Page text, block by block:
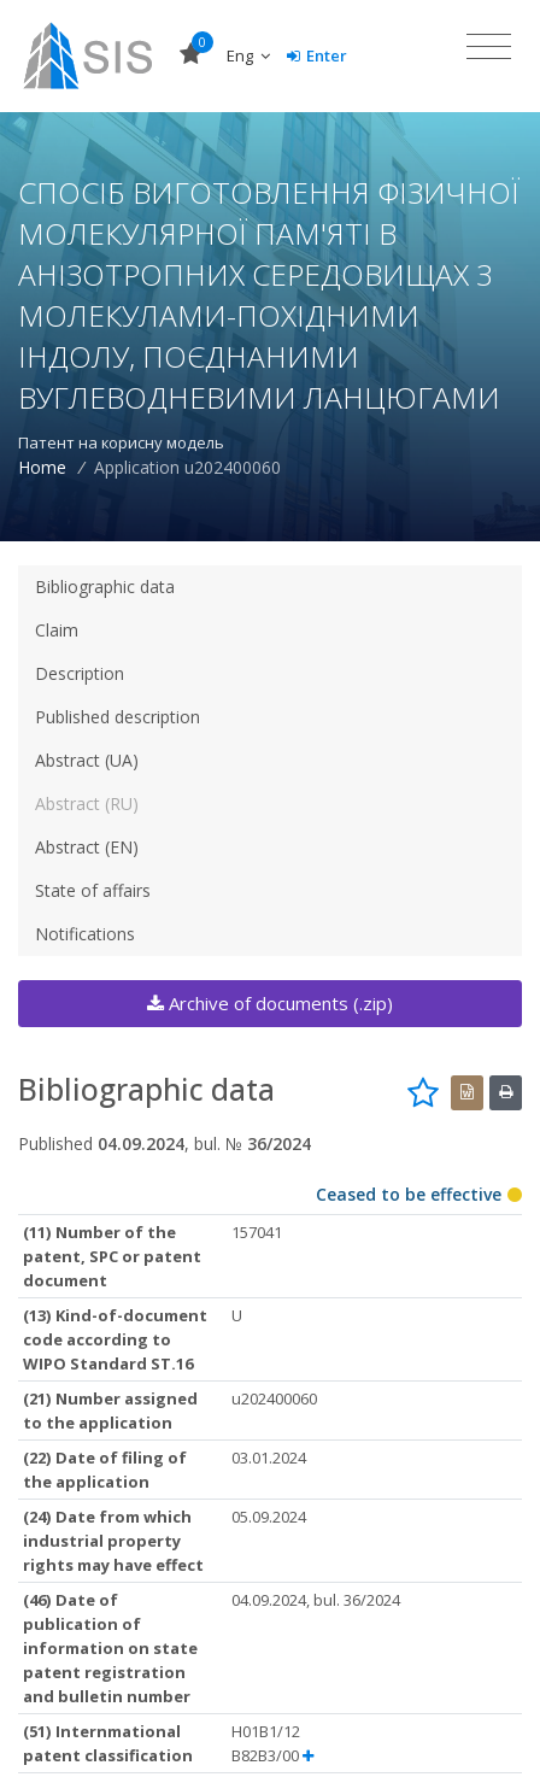
0
Eng Enter
СПОСІБ ВИГОТОВЛЕННЯ ФІЗИЧНОЇ
МОЛЕКУЛЯРНОЇ ПАМ'ЯТІ В
АНІЗОТРОПНИХ СЕРЕДОВИЩАХ З
МОЛЕКУЛАМИ-ПОХІДНИМИ
ІНДОЛУ, ПОЄДНАНИМИ
ВУГЛЕВОДНЕВИМИ ЛАНЦЮГАМИ
Патент на корисну модель
Home / Application u202400060
Bibliographic data
Claim
Description
Published description
Abstract (UA)
Abstract (RU)
Abstract (EN)
State of affairs
Notifications
Archive of documents (.zip)
Bibliographic data
Published 04.09.2024, bul. № 36/2024
Ceased to be effective
(11) Number of the
patent, SPC or patent
document
157041
(13) Kind-of-document
code according to
WIPO Standard ST.16
U
(21) Number assigned
to the application
u202400060
(22) Date of filing of
the application
03.01.2024
(24) Date from which
industrial property
rights may have effect
05.09.2024
(46) Date of
publication of
information on state
patent registration
and bulletin number
04.09.2024, bul. 36/2024
(51) Internmational
patent classification
H01B1/12
B82B3/00